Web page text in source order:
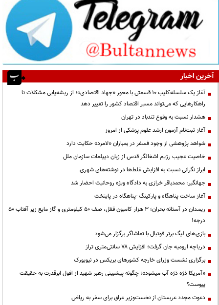
آخرین اخبار
آغاز یک سلسله‌کلیپ ۱۰ قسمتی با محور «جهاد اقتصادی»؛ از ریشه‌یابی مشکلات تا
راهکارهایی که می‌تواند مسیر اقتصاد کشور را تغییر دهد
هشدار نسبت به وقوع تندباد در تهران
آغاز ثبت‌نام آزمون ارشد علوم پزشکی از امروز
شواهد پژوهشی از وجود فسفر در بمباران «لامرد» حکایت دارد
خاصیت عجیب رژیم اشغالگر قدس از زبان دیپلمات سازمان ملل
ابراز نگرانی نسبت به افزایش غلط‌ها در نوشته‌های شهری
جهانگیر: محمدباقر خرازی به دادگاه ویژه روحانیت احضار شد
آغاز ساخت پناهگاه و پارکینگ -پناهگاه در پایتخت
ریمـدان در آستانه بحران؛ ۳ هزار کامیون قفل، صف ۵۰ کیلومتری و گاز مایع زیر آفتاب ۵۰
درجه!
بازی‌های لیگ برتر فوتبال با تماشاگر برگزار می‌شود
دریاچه ارومیه جان گرفت؛ افزایش ۷۸ سانتی‌متری تراز
برگزاری نشست وزرای خارجه کشورهای بریکس در نیویورک
«آمریکا ذرّه ذرّه آب میشود»؛ چگونه پیشبینی رهبر شهید از افول ابرقدرت به حقیقت
پیوست؟
دعوت مجدد عربستان از نخست‌وزیر عراق برای سفر به ریاض